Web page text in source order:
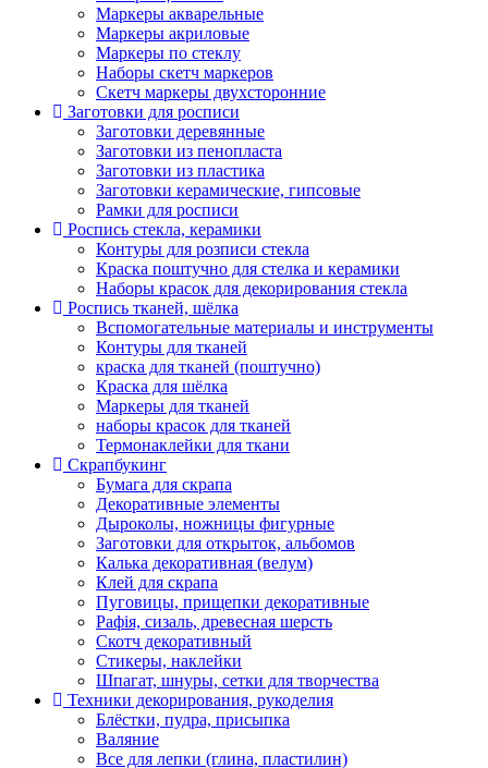
Маркеры акварельные
Маркеры акриловые
Маркеры по стеклу
Наборы скетч маркеров
Скетч маркеры двухсторонние
Заготовки для росписи
Заготовки деревянные
Заготовки из пенопласта
Заготовки из пластика
Заготовки керамические, гипсовые
Рамки для росписи
Роспись стекла, керамики
Контуры для розписи стекла
Краска поштучно для стелка и керамики
Наборы красок для декорирования стекла
Роспись тканей, шёлка
Вспомогательные материалы и инструменты
Контуры для тканей
краска для тканей (поштучно)
Краска для шёлка
Маркеры для тканей
наборы красок для тканей
Термонаклейки для ткани
Скрапбукинг
Бумага для скрапа
Декоративные элементы
Дыроколы, ножницы фигурные
Заготовки для открыток, альбомов
Калька декоративная (велум)
Клей для скрапа
Пуговицы, прищепки декоративные
Рафія, сизаль, древесная шерсть
Скотч декоративный
Стикеры, наклейки
Шпагат, шнуры, сетки для творчества
Техники декорирования, рукоделия
Блёстки, пудра, присыпка
Валяние
Все для лепки (глина, пластилин)